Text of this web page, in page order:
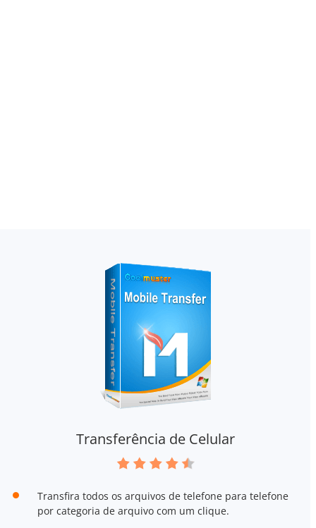
Transferência de Celular
Transfira todos os arquivos de telefone para telefone
por categoria de arquivo com um clique.